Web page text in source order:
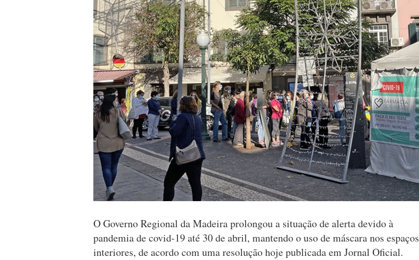
O Governo Regional da Madeira prolongou a situação de alerta devido à
pandemia de covid-19 até 30 de abril, mantendo o uso de máscara nos espaços
interiores, de acordo com uma resolução hoje publicada em Jornal Oficial.